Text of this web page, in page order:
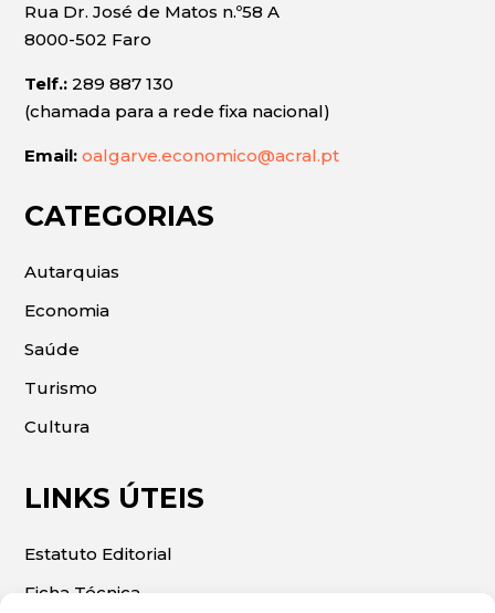
Rua Dr. José de Matos n.º58 A
8000-502 Faro
Telf.: 289 887 130
(chamada para a rede fixa nacional)
Email: oalgarve.economico@acral.pt
CATEGORIAS
Autarquias
Economia
Saúde
Turismo
Cultura
LINKS ÚTEIS
Estatuto Editorial
Ficha Técnica